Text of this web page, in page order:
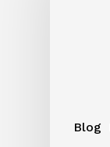
Blog